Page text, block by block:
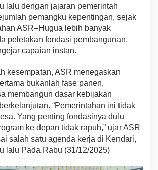
lalu dengan jajaran pemerintah
pemangku kepentingan, sejak
ASR–Hugua lebih banyak
peletakan fondasi pembangunan,
capaian instan.
kesempatan, ASR menegaskan
bukanlah fase panen,
membangun dasar kebijakan
“Pemerintahan ini tidak
Yang penting fondasinya dulu
ke depan tidak rapuh,” ujar ASR
salah satu agenda kerja di Kendari,
lalu Pada Rabu (31/12/2025)